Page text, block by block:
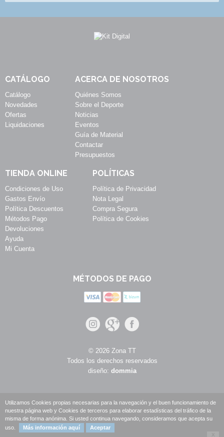
CATÁLOGO
Catálogo
Novedades
Ofertas
Liquidaciones
ACERCA DE NOSOTROS
Quiénes Somos
Sobre el Deporte
Noticias
Eventos
Guía de Material
Contactar
Presupuestos
TIENDA ONLINE
Condiciones de Uso
Gastos Envío
Política Descuentos
Métodos Pago
Devoluciones
Ayuda
Mi Cuenta
POLÍTICAS
Política de Privacidad
Nota Legal
Compra Segura
Política de Cookies
MÉTODOS DE PAGO
© 2026 Zona TT
Todos los derechos reservados
diseño: dommia
Utilizamos Cookies propias necesarias para la navegación y el buen funcionamiento de
nuestra página web y Cookies de terceros para elaborar estadísticas del tráfico de la
misma de forma anónima. Si usted continua navegando, consideramos que acepta su
uso.
Más información aquí Aceptar